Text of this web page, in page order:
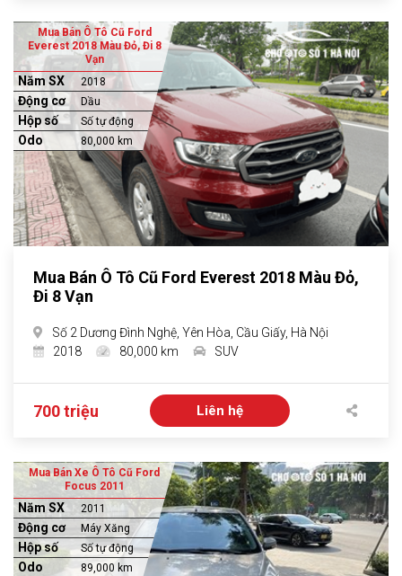
Mua Bán Ô Tô Cũ Ford
Everest 2018 Màu Đỏ, Đi 8
Vạn
Năm SX 2018
Động cơ Dầu
Hộp số Số tự động
Odo 80,000 km
Mua Bán Ô Tô Cũ Ford Everest 2018 Màu Đỏ,
Đi 8 Vạn
Số 2 Dương Đình Nghệ, Yên Hòa, Cầu Giấy, Hà Nội
2018
80,000 km SUV
700 triệu Liên hệ
Mua Bán Xe Ô Tô Cũ Ford
Focus 2011
Năm SX 2011
Động cơ Máy Xăng
Hộp số Số tự động
Odo 89,000 km